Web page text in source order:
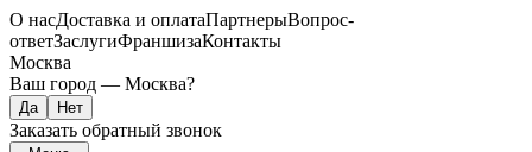
О насДоставка и оплатаПартнерыВопрос-
ответЗаслугиФраншизаКонтакты
Москва
Ваш город — Москва?
Заказать обратный звонок